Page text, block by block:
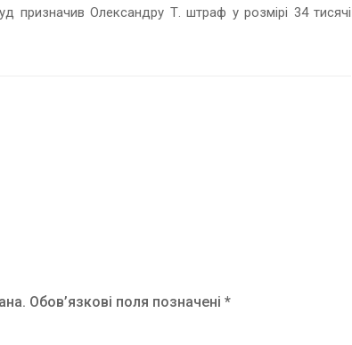
призначив Олександру Т. штраф у розмірі 34 тисячі
Обов’язкові поля позначені *